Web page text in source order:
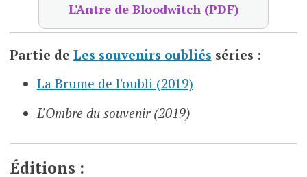
L'Antre de Bloodwitch (PDF)
Partie de Les souvenirs oubliés séries :
La Brume de l'oubli (2019)
L'Ombre du souvenir (2019)
Éditions :